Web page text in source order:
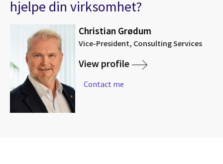
hjelpe din virksomhet?
Christian Grødum
Vice-President, Consulting Services
View profile
Contact me